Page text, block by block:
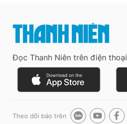
Đọc Thanh Niên trên điện thoại
Theo dõi báo trên